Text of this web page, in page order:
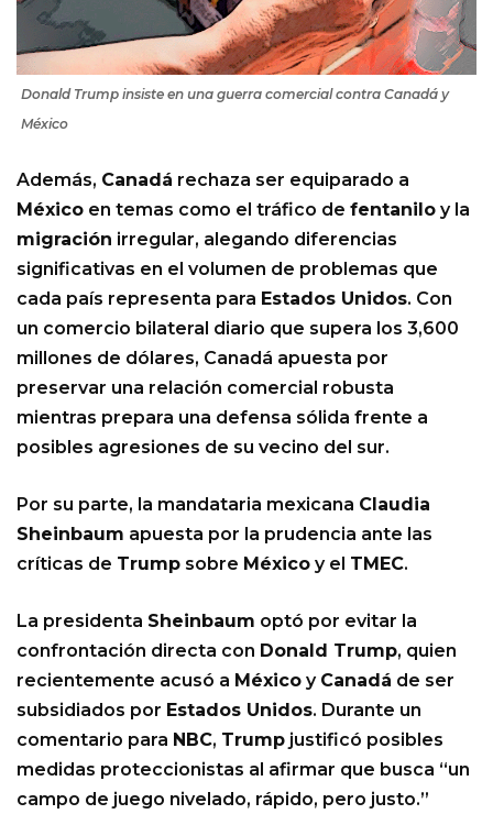
Donald Trump insiste en una guerra comercial contra Canadá y
México
Además, Canadá rechaza ser equiparado a
México en temas como el tráfico de fentanilo y la
migración irregular, alegando diferencias
significativas en el volumen de problemas que
cada país representa para Estados Unidos. Con
un comercio bilateral diario que supera los 3,600
millones de dólares, Canadá apuesta por
preservar una relación comercial robusta
mientras prepara una defensa sólida frente a
posibles agresiones de su vecino del sur.
Por su parte, la mandataria mexicana Claudia
Sheinbaum apuesta por la prudencia ante las
críticas de Trump sobre México y el TMEC.
La presidenta Sheinbaum optó por evitar la
confrontación directa con Donald Trump, quien
recientemente acusó a México y Canadá de ser
subsidiados por Estados Unidos. Durante un
comentario para NBC, Trump justificó posibles
medidas proteccionistas al afirmar que busca “un
campo de juego nivelado, rápido, pero justo.”